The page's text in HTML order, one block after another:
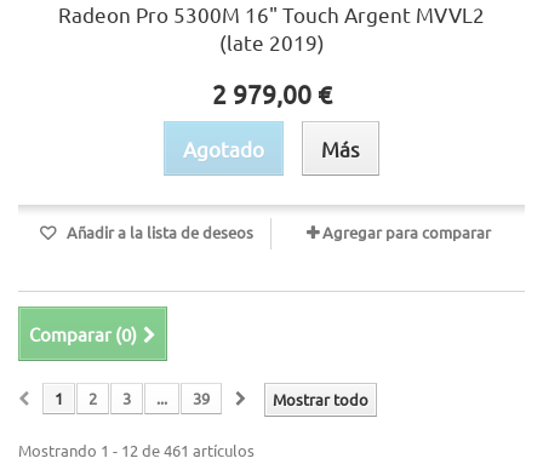
Radeon Pro 5300M 16" Touch Argent MVVL2
(late 2019)
2 979,00 €
Agotado Más
Añadir a la lista de deseos Agregar para comparar
Comparar (0)
Mostrar todo
1 2 3 ... 39
Mostrando 1 - 12 de 461 artículos